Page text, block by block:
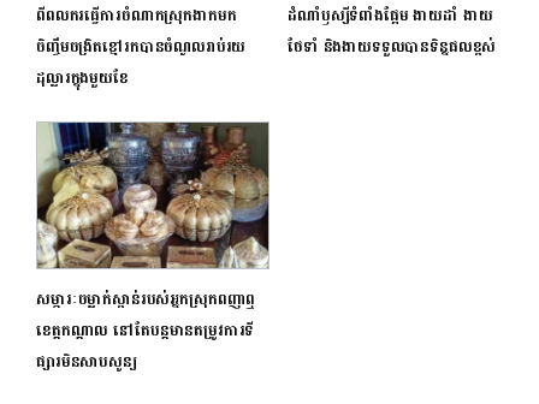
ពីពលករធ្វើការចំណាកស្រុកងាកមក
ចិញ្ចឹមចង្រិតខ្មៅរកបានចំណូលរាប់រយ
ដុល្លារក្នុងមួយខែ
ដំណាំឫស្សីទំពាំងផ្អែម ងាយដាំ ងាយ
ថែទាំ និងងាយទទួលបានទិន្នផលខ្ពស់
សម្ភារៈចម្លាក់ស្ពាន់របស់អ្នកស្រុកពញាឮ
ខេត្តកណ្តាល នៅតែបន្តមានតម្រូវការទី
ផ្សារមិនសាបសូន្យ